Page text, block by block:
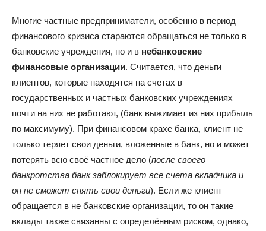
Многие частные предприниматели, особенно в период
финансового кризиса стараются обращаться не только в
банковские учреждения, но и в небанковские
финансовые организации. Считается, что деньги
клиентов, которые находятся на счетах в
государственных и частных банковских учреждениях
почти на них не работают, (банк выжимает из них прибыль
по максимуму). При финансовом крахе банка, клиент не
только теряет свои деньги, вложенные в банк, но и может
потерять всю своё частное дело (после своего
банкротства банк заблокирует все счета вкладчика и
он не сможет снять свои деньги). Если же клиент
обращается в не банковские организации, то он такие
вклады также связанны с определённым риском, однако,